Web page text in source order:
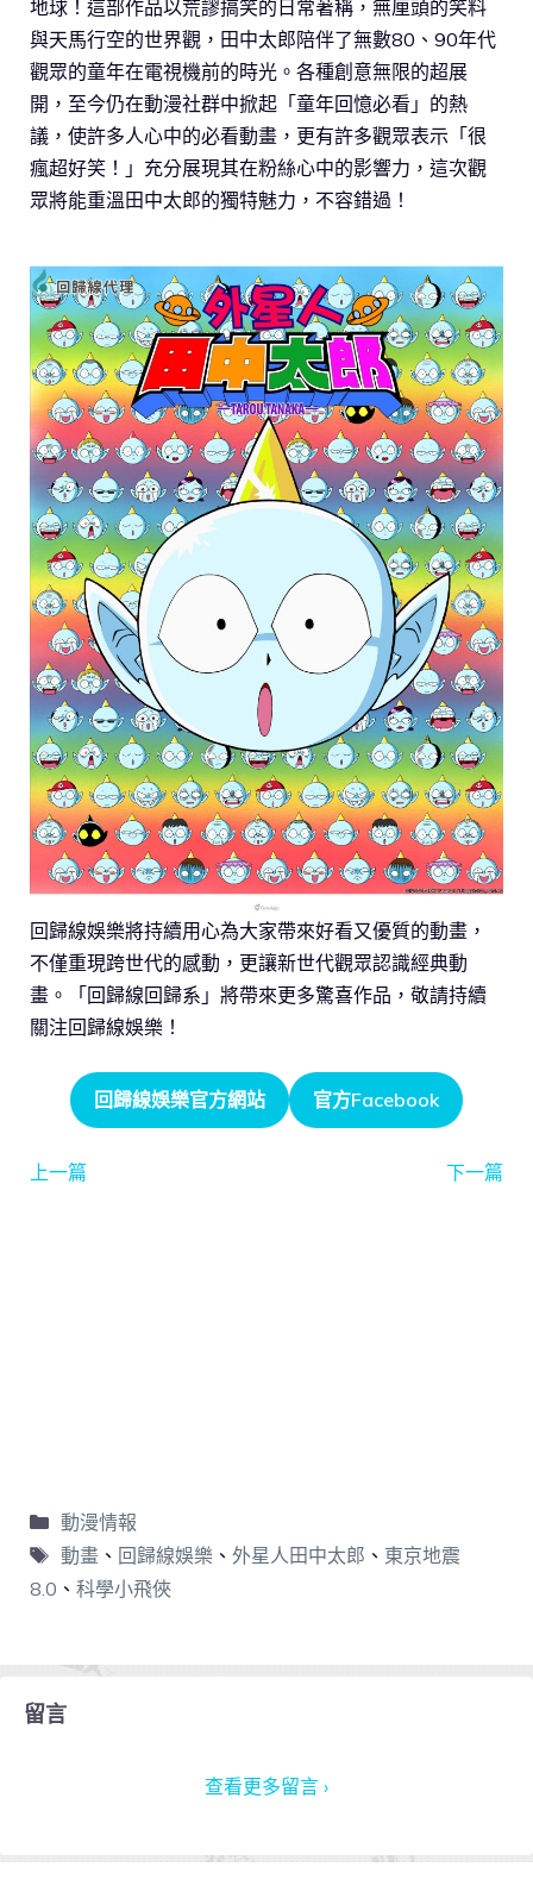
地球！這部作品以荒謬搞笑的日常著稱，無厘頭的笑料
與天馬行空的世界觀，田中太郎陪伴了無數80、90年代
觀眾的童年在電視機前的時光。各種創意無限的超展
開，至今仍在動漫社群中掀起「童年回憶必看」的熱
議，使許多人心中的必看動畫，更有許多觀眾表示「很
瘋超好笑！」充分展現其在粉絲心中的影響力，這次觀
眾將能重溫田中太郎的獨特魅力，不容錯過！
回歸線娛樂將持續用心為大家帶來好看又優質的動畫，
不僅重現跨世代的感動，更讓新世代觀眾認識經典動
畫。「回歸線回歸系」將帶來更多驚喜作品，敬請持續
關注回歸線娛樂！
回歸線娛樂官方網站 官方Facebook
上一篇 下一篇
動漫情報
動畫、 回歸線娛樂、 外星人田中太郎 、 東京地震
8.0 、 科學小飛俠
留言
查看更多留言 ›